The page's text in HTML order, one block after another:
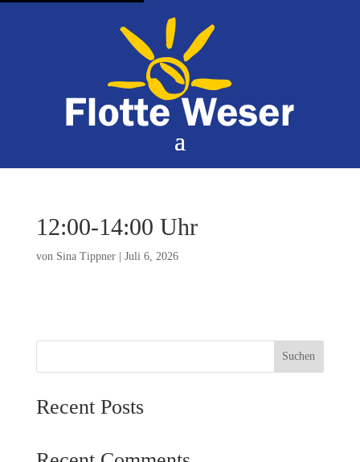
12:00-14:00 Uhr
von Sina Tippner| Juli 6, 2026
Suchen
Recent Posts